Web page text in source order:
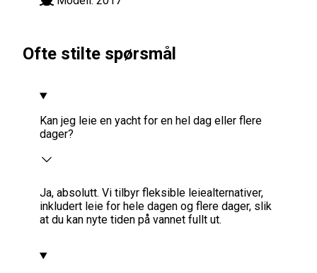
Ofte stilte spørsmål
Kan jeg leie en yacht for en hel dag eller flere
dager?
Ja, absolutt. Vi tilbyr fleksible leiealternativer,
inkludert leie for hele dagen og flere dager, slik
at du kan nyte tiden på vannet fullt ut.